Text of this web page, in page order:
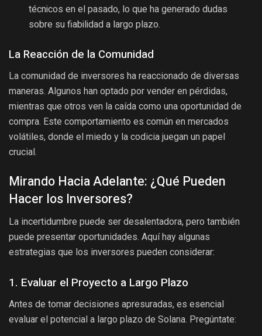
técnicos en el pasado, lo que ha generado dudas
sobre su fiabilidad a largo plazo.
La Reacción de la Comunidad
La comunidad de inversores ha reaccionado de diversas
maneras. Algunos han optado por vender en pérdidas,
mientras que otros ven la caída como una oportunidad de
compra. Este comportamiento es común en mercados
volátiles, donde el miedo y la codicia juegan un papel
crucial.
Mirando Hacia Adelante: ¿Qué Pueden
Hacer los Inversores?
La incertidumbre puede ser desalentadora, pero también
puede presentar oportunidades. Aquí hay algunas
estrategias que los inversores pueden considerar:
1. Evaluar el Proyecto a Largo Plazo
Antes de tomar decisiones apresuradas, es esencial
evaluar el potencial a largo plazo de Solana. Pregúntate: